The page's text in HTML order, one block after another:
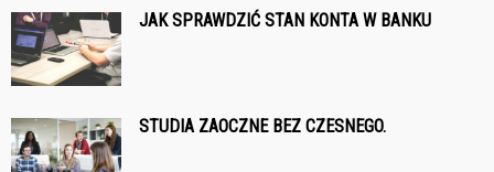
JAK SPRAWDZIĆ STAN KONTA W BANKU
STUDIA ZAOCZNE BEZ CZESNEGO.